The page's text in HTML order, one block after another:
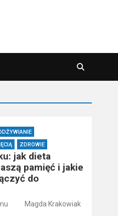
ZDROWIE
jak dieta
pamięć i jakie
do
Magda Krakowiak